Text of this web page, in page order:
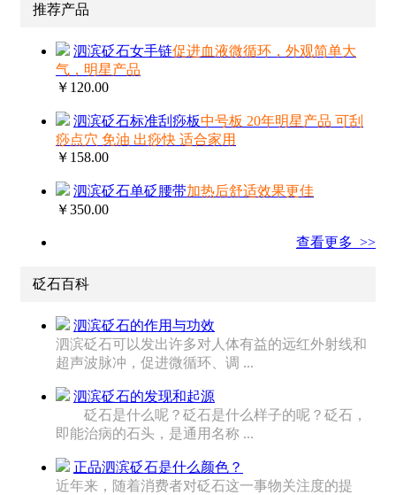
推荐产品
泗滨砭石女手链促进血液微循环，外观简单大
气，明星产品
￥120.00
泗滨砭石标准刮痧板中号板 20年明星产品 可刮
痧点穴 免油 出痧快 适合家用
￥158.00
泗滨砭石单砭腰带加热后舒适效果更佳
￥350.00
查看更多 >>
砭石百科
泗滨砭石的作用与功效
泗滨砭石可以发出许多对人体有益的远红外射线和
超声波脉冲，促进微循环、调 ...
泗滨砭石的发现和起源
砭石是什么呢？砭石是什么样子的呢？砭石，
即能治病的石头，是通用名称 ...
正品泗滨砭石是什么颜色？
近年来，随着消费者对砭石这一事物关注度的提